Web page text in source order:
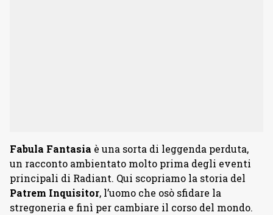
Fabula Fantasia è una sorta di leggenda perduta,
un racconto ambientato molto prima degli eventi
principali di Radiant. Qui scopriamo la storia del
Patrem Inquisitor, l’uomo che osò sfidare la
stregoneria e finì per cambiare il corso del mondo.